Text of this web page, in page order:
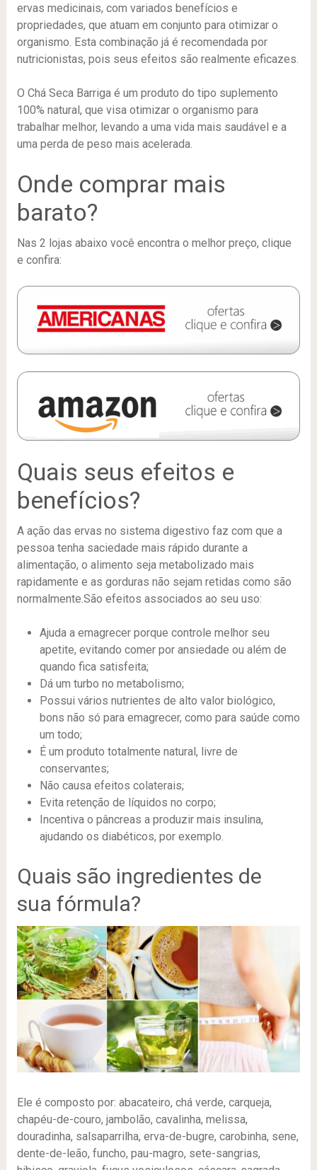
ervas medicinais, com variados benefícios e
propriedades, que atuam em conjunto para otimizar o
organismo. Esta combinação já é recomendada por
nutricionistas, pois seus efeitos são realmente eficazes.
O Chá Seca Barriga é um produto do tipo suplemento
100% natural, que visa otimizar o organismo para
trabalhar melhor, levando a uma vida mais saudável e a
uma perda de peso mais acelerada.
Onde comprar mais
barato?
Nas 2 lojas abaixo você encontra o melhor preço, clique
e confira:
Quais seus efeitos e
benefícios?
A ação das ervas no sistema digestivo faz com que a
pessoa tenha saciedade mais rápido durante a
alimentação, o alimento seja metabolizado mais
rapidamente e as gorduras não sejam retidas como são
normalmente.São efeitos associados ao seu uso:
Ajuda a emagrecer porque controle melhor seu
apetite, evitando comer por ansiedade ou além de
quando fica satisfeita;
Dá um turbo no metabolismo;
Possui vários nutrientes de alto valor biológico,
bons não só para emagrecer, como para saúde como
um todo;
É um produto totalmente natural, livre de
conservantes;
Não causa efeitos colaterais;
Evita retenção de líquidos no corpo;
Incentiva o pâncreas a produzir mais insulina,
ajudando os diabéticos, por exemplo.
Quais são ingredientes de
sua fórmula?
Ele é composto por: abacateiro, chá verde, carqueja,
chapéu-de-couro, jambolão, cavalinha, melissa,
douradinha, salsaparrilha, erva-de-bugre, carobinha, sene,
dente-de-leão, funcho, pau-magro, sete-sangrias,